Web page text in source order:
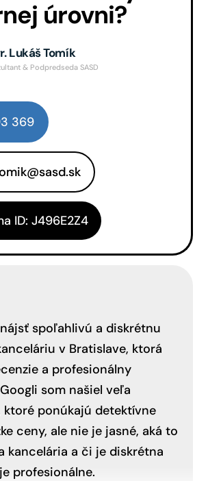
úrovni?
Lukáš Tomík
& Podpredseda SASD
369
ID: J496E2Z4
spoľahlivú a diskrétnu
v Bratislave, ktorá
a profesionálny
som našiel veľa
ktoré ponúkajú detektívne
ceny, ale nie je jasné, aká to
kancelária a či je diskrétna
profesionálne.